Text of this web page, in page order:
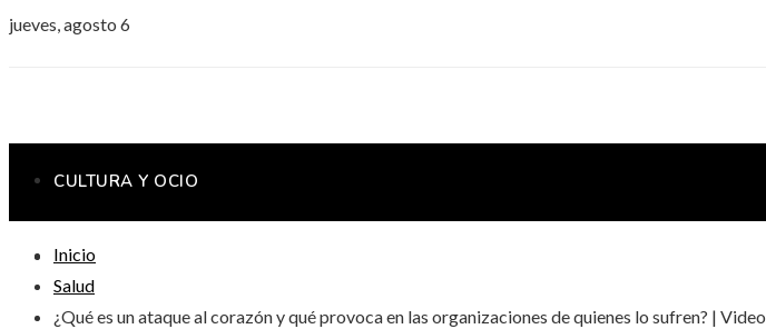
jueves, agosto 6
CULTURA Y OCIO
CIENCIA Y TECNOLOGÍA
Inicio
Salud
¿Qué es un ataque al corazón y qué provoca en las organizaciones de quienes lo sufren? | Video